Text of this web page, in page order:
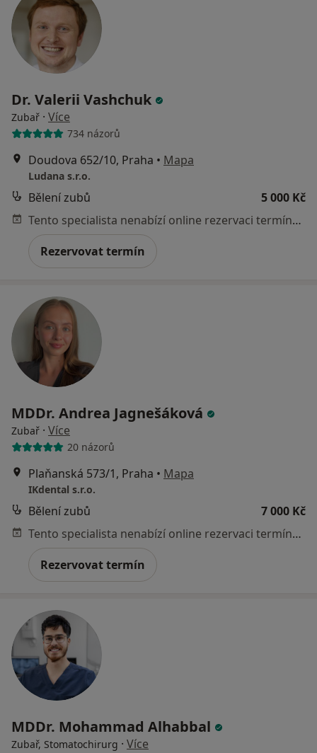
Dr. Valerii Vashchuk
Zubař · Více
734 názorů
Doudova 652/10, Praha • Mapa
Ludana s.r.o.
Bělení zubů
5 000 Kč
Tento specialista nenabízí online rezervaci termínu na této adrese.
Rezervovat termín
MDDr. Andrea Jagnešáková
Zubař · Více
20 názorů
Plaňanská 573/1, Praha • Mapa
IKdental s.r.o.
Bělení zubů
7 000 Kč
Tento specialista nenabízí online rezervaci termínu na této adrese.
Rezervovat termín
MDDr. Mohammad Alhabbal
Zubař, Stomatochirurg · Více